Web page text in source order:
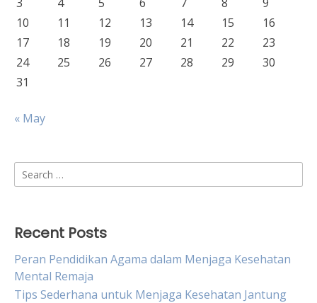
10
11 12 13 14 15
16
17
18 19 20 21 22
23
24
25 26 27 28 29
30
31
« May
Search
for:
Recent Posts
Peran Pendidikan Agama dalam Menjaga Kesehatan
Mental Remaja
Tips Sederhana untuk Menjaga Kesehatan Jantung